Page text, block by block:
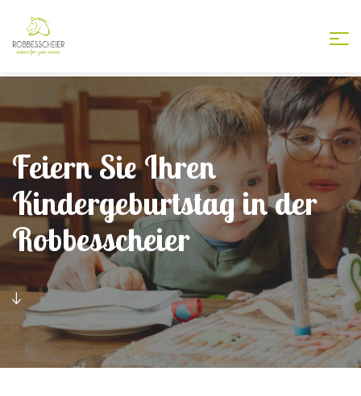
Feiern Sie Ihren
Kindergeburtstag in der
Robbesscheier